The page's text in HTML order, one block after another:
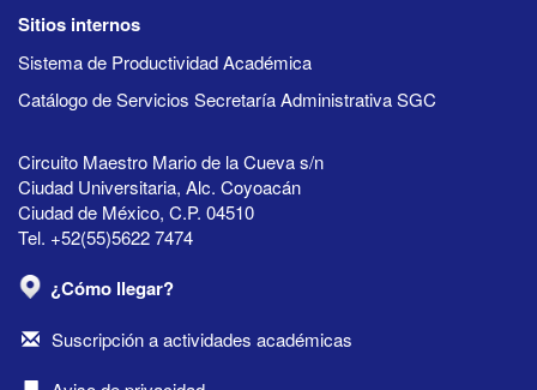
Sitios internos
Sistema de Productividad Académica
Catálogo de Servicios Secretaría Administrativa SGC
Circuito Maestro Mario de la Cueva s/n
Ciudad Universitaria, Alc. Coyoacán
Ciudad de México, C.P. 04510
Tel. +52(55)5622 7474
¿Cómo llegar?
Suscripción a actividades académicas